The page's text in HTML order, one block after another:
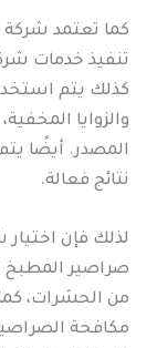
كما تعتمد شركة
تنفيذ خدمات
كذلك يتم
والزوايا
المصدر. أيضًا
نتائج فعالة.
لذلك فإن
صراصير المطبخ
من الحشرات،
مكافحة